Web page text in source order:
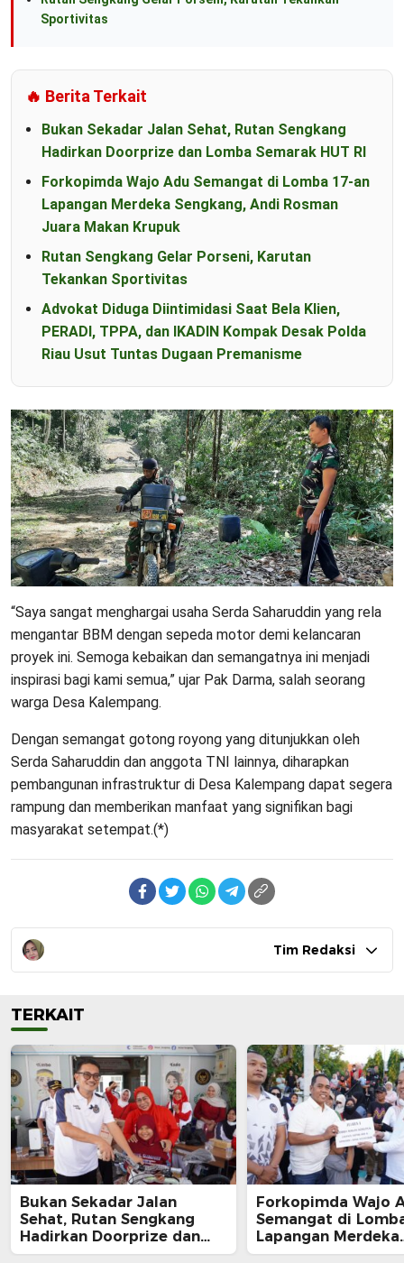
Sportivitas
🔥 Berita Terkait
Bukan Sekadar Jalan Sehat, Rutan Sengkang
Hadirkan Doorprize dan Lomba Semarak HUT RI
Forkopimda Wajo Adu Semangat di Lomba 17-an
Lapangan Merdeka Sengkang, Andi Rosman
Juara Makan Krupuk
Rutan Sengkang Gelar Porseni, Karutan
Tekankan Sportivitas
Advokat Diduga Diintimidasi Saat Bela Klien,
PERADI, TPPA, dan IKADIN Kompak Desak Polda
Riau Usut Tuntas Dugaan Premanisme
“Saya sangat menghargai usaha Serda Saharuddin yang rela
mengantar BBM dengan sepeda motor demi kelancaran
proyek ini. Semoga kebaikan dan semangatnya ini menjadi
inspirasi bagi kami semua,” ujar Pak Darma, salah seorang
warga Desa Kalempang.
Dengan semangat gotong royong yang ditunjukkan oleh
Serda Saharuddin dan anggota TNI lainnya, diharapkan
pembangunan infrastruktur di Desa Kalempang dapat segera
rampung dan memberikan manfaat yang signifikan bagi
masyarakat setempat.(*)
Tim Redaksi
TERKAIT
Bukan Sekadar Jalan
Sehat, Rutan Sengkang
Hadirkan Doorprize dan
Lomba Semarak HUT RI
Forkopimda Wajo
Semangat di
Lapangan Merdeka
Sengkang, Andi